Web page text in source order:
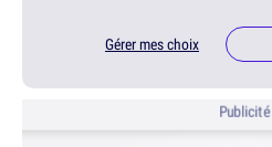
Gérer mes choix
Publicité